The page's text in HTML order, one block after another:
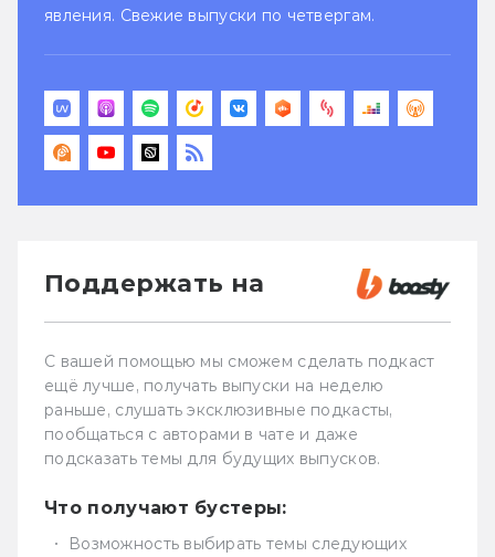
явления. Свежие выпуски по четвергам.
Поддержать на
С вашей помощью мы сможем сделать подкаст
ещё лучше, получать выпуски на неделю
раньше, слушать эксклюзивные подкасты,
пообщаться с авторами в чате и даже
подсказать темы для будущих выпусков.
Что получают бустеры:
Возможность выбирать темы следующих